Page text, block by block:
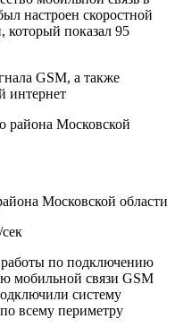
настроен скоростной
который показал 95
GSM, а также
интернет
Московской области
по подключению
мобильной связи GSM
систему
всему периметру